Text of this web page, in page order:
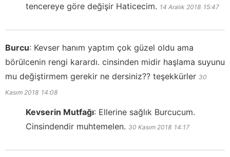
tencereye göre değişir Haticecim. 14 Aralık 2018 15:47
Burcu: Kevser hanım yaptım çok güzel oldu ama
börülcenin rengi karardı. cinsinden midir haşlama suyunu
mu değiştirmem gerekir ne dersiniz?? teşekkürler 30
Kasım 2018 14:08
Kevserin Mutfağı: Ellerine sağlık Burcucum.
Cinsindendir muhtemelen. 30 Kasım 2018 14:17